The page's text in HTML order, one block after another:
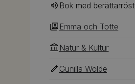
Bok med berättarröst
Emma och Totte
Natur & Kultur
Gunilla Wolde